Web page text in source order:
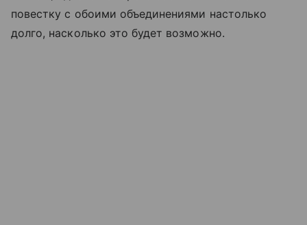
повестку с обоими объединениями настолько
долго, насколько это будет возможно.